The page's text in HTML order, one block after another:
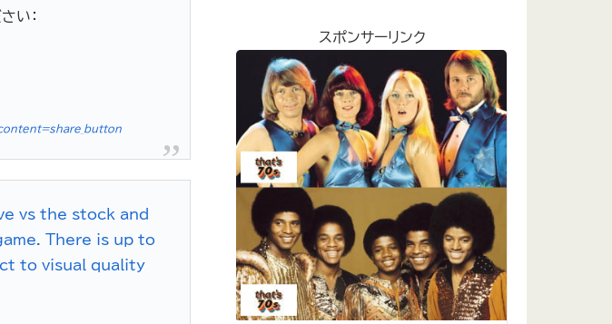
い：
vs the stock and
There is up to
to visual quality
スポンサーリンク